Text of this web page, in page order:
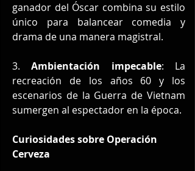
ganador del Óscar combina su estilo
único para balancear comedia y
drama de una manera magistral.
3. Ambientación impecable: La
recreación de los años 60 y los
escenarios de la Guerra de Vietnam
sumergen al espectador en la época.
Curiosidades sobre Operación
Cerveza